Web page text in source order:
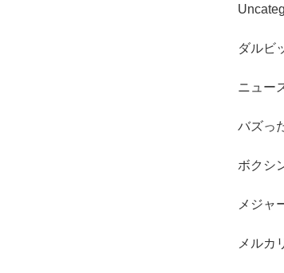
ダルビ
ニュー
バズっ
ボクシ
メジャ
メルカ